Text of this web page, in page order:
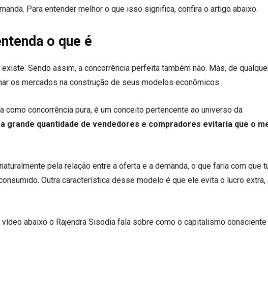
Para entender melhor o que isso significa, confira o artigo abaixo.
o que é
Sendo assim, a concorrência perfeita também não. Mas, de
os mercados na construção de seus modelos econômicos.
como concorrência pura, é um conceito pertencente ao universo da
grande quantidade de vendedores e compradores evitaria que o
pela relação entre a oferta e a demanda, o que faria com que
Outra característica desse modelo é que ele evita o lucro extra,
vídeo abaixo o Rajendra Sisodia fala sobre como o capitalismo